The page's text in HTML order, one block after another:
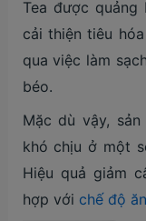
Tea được
cải thiện tiêu
qua việc làm
béo.
Mặc dù vậy,
khó chịu ở một
Hiệu quả giảm
hợp với chế độ